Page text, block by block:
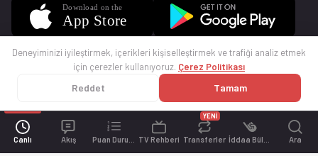
Canlı Akış TV Rehberi Transferler
YENİ
Ara
© 2025 Ofsayt
Deneyiminizi iyileştirmek, içerikleri kişiselleştirmek ve trafiği analiz etmek
için çerezler kullanıyoruz. Çerez Politikası
Reddet Tamam